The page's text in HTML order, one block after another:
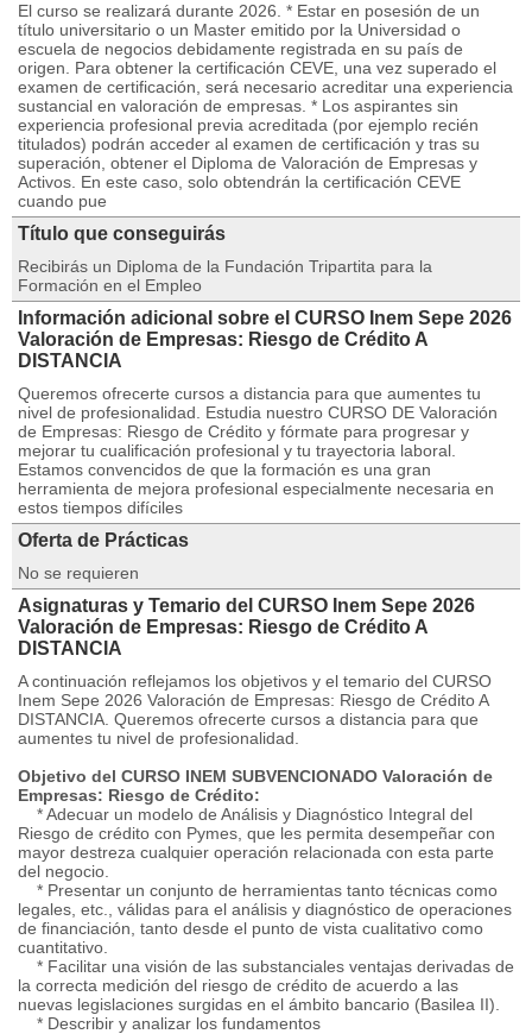
El curso se realizará durante 2026. * Estar en posesión de un
título universitario o un Master emitido por la Universidad o
escuela de negocios debidamente registrada en su país de
origen. Para obtener la certificación CEVE, una vez superado el
examen de certificación, será necesario acreditar una experiencia
sustancial en valoración de empresas. * Los aspirantes sin
experiencia profesional previa acreditada (por ejemplo recién
titulados) podrán acceder al examen de certificación y tras su
superación, obtener el Diploma de Valoración de Empresas y
Activos. En este caso, solo obtendrán la certificación CEVE
cuando pue
Título que conseguirás
Recibirás un Diploma de la Fundación Tripartita para la
Formación en el Empleo
Información adicional sobre el CURSO Inem Sepe 2026
Valoración de Empresas: Riesgo de Crédito A
DISTANCIA
Queremos ofrecerte cursos a distancia para que aumentes tu
nivel de profesionalidad. Estudia nuestro CURSO DE Valoración
de Empresas: Riesgo de Crédito y fórmate para progresar y
mejorar tu cualificación profesional y tu trayectoria laboral.
Estamos convencidos de que la formación es una gran
herramienta de mejora profesional especialmente necesaria en
estos tiempos difíciles
Oferta de Prácticas
No se requieren
Asignaturas y Temario del CURSO Inem Sepe 2026
Valoración de Empresas: Riesgo de Crédito A
DISTANCIA
A continuación reflejamos los objetivos y el temario del CURSO
Inem Sepe 2026 Valoración de Empresas: Riesgo de Crédito A
DISTANCIA. Queremos ofrecerte cursos a distancia para que
aumentes tu nivel de profesionalidad.
Objetivo del CURSO INEM SUBVENCIONADO Valoración de
Empresas: Riesgo de Crédito:
* Adecuar un modelo de Análisis y Diagnóstico Integral del
Riesgo de crédito con Pymes, que les permita desempeñar con
mayor destreza cualquier operación relacionada con esta parte
del negocio.
* Presentar un conjunto de herramientas tanto técnicas como
legales, etc., válidas para el análisis y diagnóstico de operaciones
de financiación, tanto desde el punto de vista cualitativo como
cuantitativo.
* Facilitar una visión de las substanciales ventajas derivadas de
la correcta medición del riesgo de crédito de acuerdo a las
nuevas legislaciones surgidas en el ámbito bancario (Basilea II).
* Describir y analizar los fundamentos